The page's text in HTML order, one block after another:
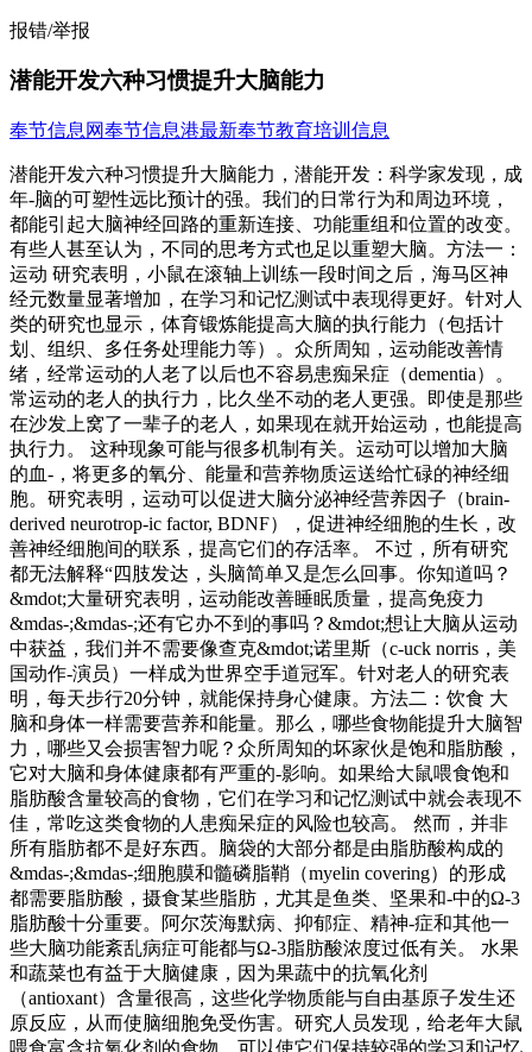
报错/举报
潜能开发六种习惯提升大脑能力
奉节信息网奉节信息港最新奉节教育培训信息
潜能开发六种习惯提升大脑能力，潜能开发：科学家发现，成
年-脑的可塑性远比预计的强。我们的日常行为和周边环境，
都能引起大脑神经回路的重新连接、功能重组和位置的改变。
有些人甚至认为，不同的思考方式也足以重塑大脑。方法一：
运动 研究表明，小鼠在滚轴上训练一段时间之后，海马区神
经元数量显著增加，在学习和记忆测试中表现得更好。针对人
类的研究也显示，体育锻炼能提高大脑的执行能力（包括计
划、组织、多任务处理能力等）。众所周知，运动能改善情
绪，经常运动的人老了以后也不容易患痴呆症（dementia）。
常运动的老人的执行力，比久坐不动的老人更强。即使是那些
在沙发上窝了一辈子的老人，如果现在就开始运动，也能提高
执行力。 这种现象可能与很多机制有关。运动可以增加大脑
的血-，将更多的氧分、能量和营养物质运送给忙碌的神经细
胞。研究表明，运动可以促进大脑分泌神经营养因子（brain-
derived neurotrop-ic factor, BDNF），促进神经细胞的生长，改
善神经细胞间的联系，提高它们的存活率。 不过，所有研究
都无法解释“四肢发达，头脑简单又是怎么回事。你知道吗？
&mdot;大量研究表明，运动能改善睡眠质量，提高免疫力
&mdas-;&mdas-;还有它办不到的事吗？&mdot;想让大脑从运动
中获益，我们并不需要像查克&mdot;诺里斯（c-uck norris，美
国动作-演员）一样成为世界空手道冠军。针对老人的研究表
明，每天步行20分钟，就能保持身心健康。方法二：饮食 大
脑和身体一样需要营养和能量。那么，哪些食物能提升大脑智
力，哪些又会损害智力呢？众所周知的坏家伙是饱和脂肪酸，
它对大脑和身体健康都有严重的-影响。如果给大鼠喂食饱和
脂肪酸含量较高的食物，它们在学习和记忆测试中就会表现不
佳，常吃这类食物的人患痴呆症的风险也较高。 然而，并非
所有脂肪都不是好东西。脑袋的大部分都是由脂肪酸构成的
&mdas-;&mdas-;细胞膜和髓磷脂鞘（myelin covering）的形成
都需要脂肪酸，摄食某些脂肪，尤其是鱼类、坚果和-中的Ω-3
脂肪酸十分重要。阿尔茨海默病、抑郁症、精神-症和其他一
些大脑功能紊乱病症可能都与Ω-3脂肪酸浓度过低有关。 水果
和蔬菜也有益于大脑健康，因为果蔬中的抗氧化剂
（antioxant）含量很高，这些化学物质能与自由基原子发生还
原反应，从而使脑细胞免受伤害。研究人员发现，给老年大鼠